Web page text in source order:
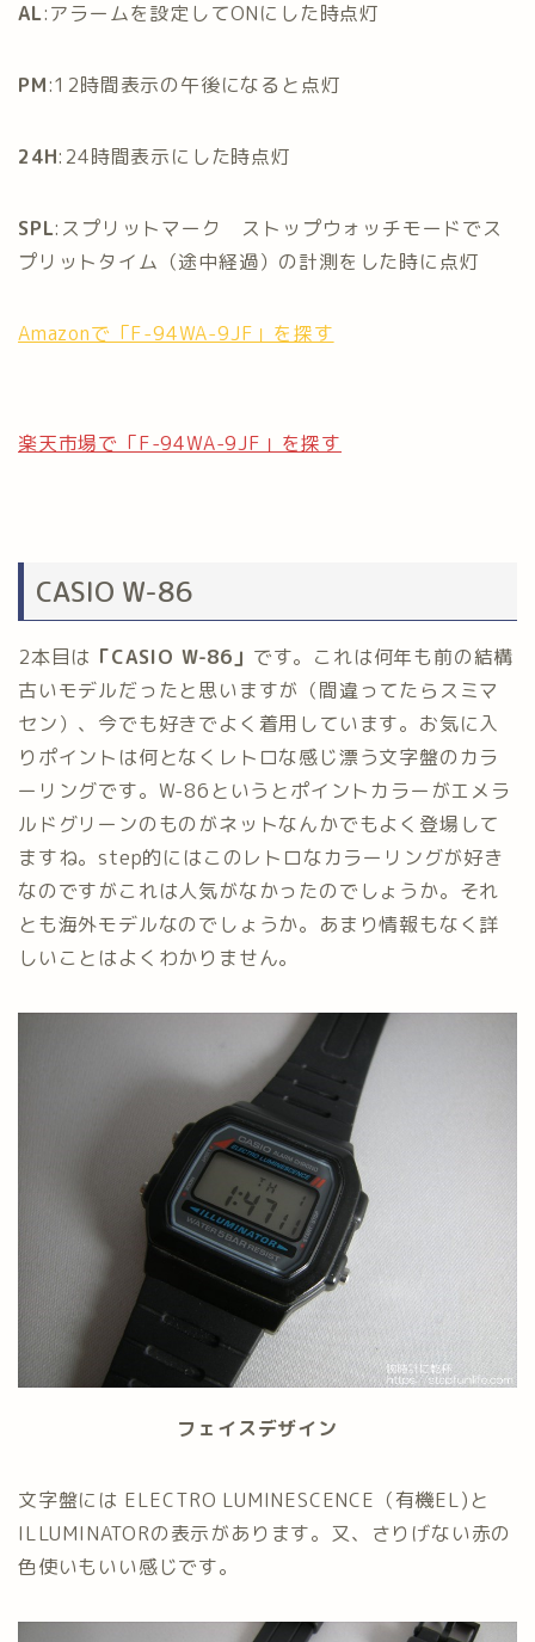
AL:アラームを設定してONにした時点灯
PM:12時間表示の午後になると点灯
24H:24時間表示にした時点灯
SPL:スプリットマーク ストップウォッチモードでス
プリットタイム（途中経過）の計測をした時に点灯
Amazonで「F-94WA-9JF」を探す
楽天市場で「F-94WA-9JF」を探す
CASIO W-86
2本目は 「CASIO W-86」 です。これは何年も前の結構
古いモデルだったと思いますが（間違ってたらスミマ
セン）、今でも好きでよく着用しています。お気に入
りポイントは何となくレトロな感じ漂う文字盤のカラ
ーリングです。W-86というとポイントカラーがエメラ
ルドグリーンのものがネットなんかでもよく登場して
ますね。step的にはこのレトロなカラーリングが好き
なのですがこれは人気がなかったのでしょうか。それ
とも海外モデルなのでしょうか。あまり情報もなく詳
しいことはよくわかりません。
フェイスデザイン
文字盤には ELECTRO LUMINESCENCE（有機EL)と
ILLUMINATORの表示があります。又、さりげない赤の
色使いもいい感じです。